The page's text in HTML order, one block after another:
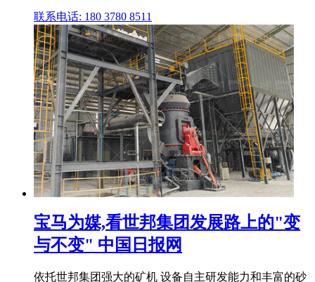
联系电话: 180 3780 8511
宝马为媒,看世邦集团发展路上的"变
与不变" 中国日报网
依托世邦集团强大的矿机 设备自主研发能力和丰富的砂